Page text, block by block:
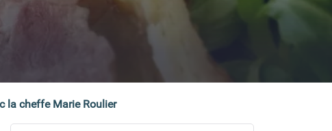
la cheffe Marie Roulier